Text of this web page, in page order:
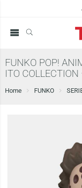
FUNKO POP!
ITO
Home FUNKO